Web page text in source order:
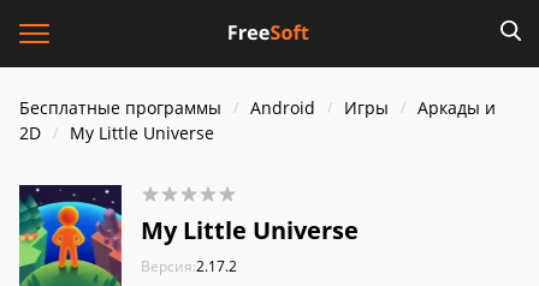
Бесплатные программы Android Игры
Аркады и
2D
My Little Universe
My Little Universe
Версия:2.17.2